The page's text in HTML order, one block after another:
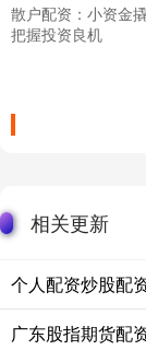
散户配资：小资金
把握投资良机
相关更新
个人配资炒股配
广东股指期货配